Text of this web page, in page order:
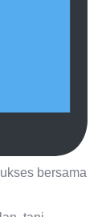
bersama